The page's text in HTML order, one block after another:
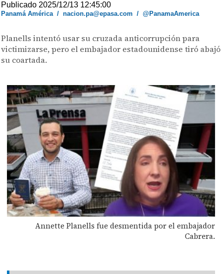
Publicado 2025/12/13 12:45:00
Panamá América/nacion.pa@epasa.com /@PanamaAmerica
Planells intentó usar su cruzada anticorrupción para
victimizarse, pero el embajador estadounidense tiró abajó
su coartada.
Annette Planells fue desmentida por el embajador
Cabrera.